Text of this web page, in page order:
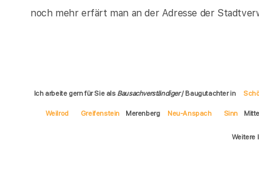
noch mehr erfärt man an der Adresse der
Ich arbeite gern für Sie als Bausachverständiger/ Baugutachter in
Weilrod Greifenstein Merenberg Neu-Anspach Sinn
Weitere